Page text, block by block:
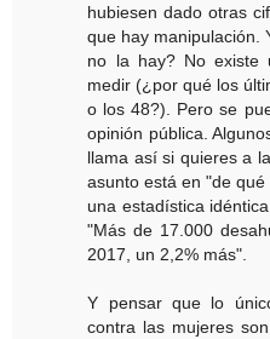
hubiesen dado otras
que hay manipulación.
no la hay? No existe
medir (¿por qué los
o los 48?). Pero se
opinión pública.
llama así si quieres a
asunto está en "de
una estadística
"Más de 17.000
2017, un 2,2% más".
Y pensar que lo
contra las mujeres